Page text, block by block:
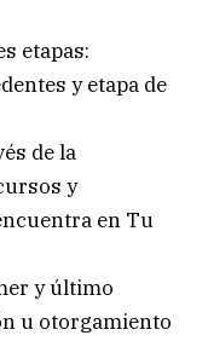
etapas:
y etapa de
de la
y
en Tu
y último
u otorgamiento